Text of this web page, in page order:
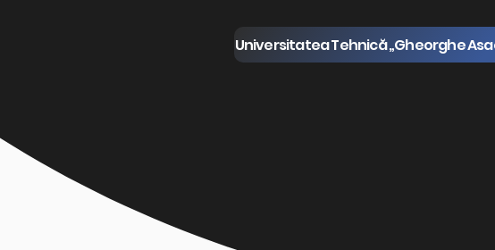
Universitatea Tehnică „Gheorghe